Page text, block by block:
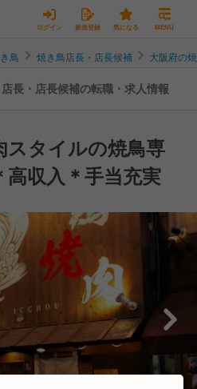
ログイン 新規登録 気になる MENU
鳥 焼き鳥店長・店長候補 大阪府の
長・店長候補の転職・求人情報
スタイルの焼鳥専
高収入＊手当充実